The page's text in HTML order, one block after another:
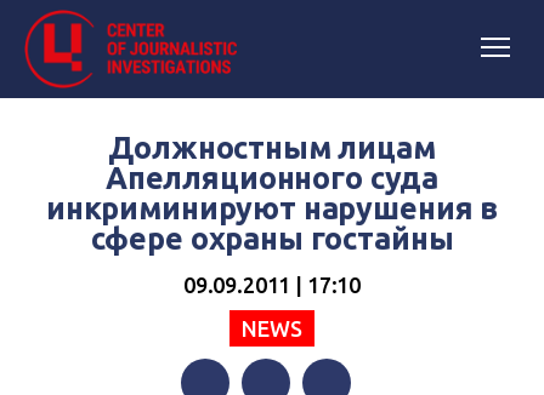
Должностным лицам
Апелляционного суда
инкриминируют нарушения в
сфере охраны гостайны
09.09.2011 | 17:10
NEWS